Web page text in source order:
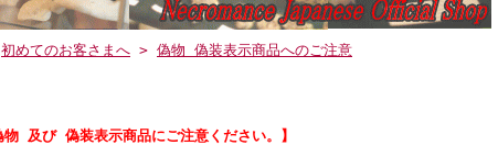
初めてのお客さまへ > 偽物 偽装表示商品へのご注意
物 及び 偽装表示商品にご注意ください。】